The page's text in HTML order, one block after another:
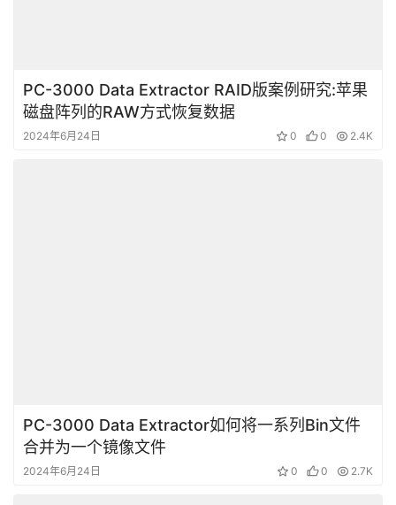
PC-3000 Data Extractor RAID版案例研究:苹果
磁盘阵列的RAW方式恢复数据
2024年6月24日 0 0 2.4K
PC-3000 Data Extractor如何将一系列Bin文件
合并为一个镜像文件
2024年6月24日 0 0 2.7K